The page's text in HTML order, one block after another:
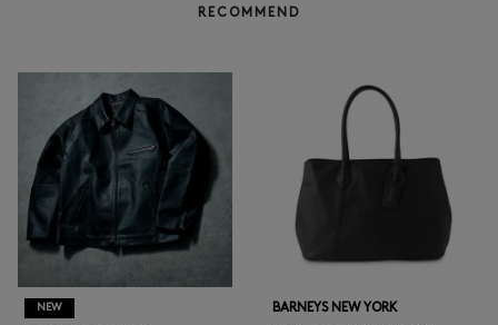
RECOMMEND
NEW
BARNEYS NEW YORK